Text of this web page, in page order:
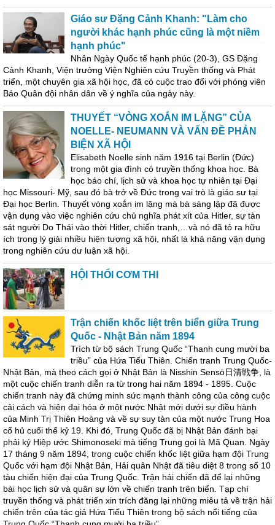
Giáo sư Đặng Cảnh Khanh: "Làm cho
người khác hạnh phúc cũng là một niềm
hạnh phúc"
Nhân Ngày Quốc tế hạnh phúc (20-3), GS Đặng
Cảnh Khanh, Viện trưởng Viện Nghiên cứu Truyền thống và Phát
triển, một chuyên gia xã hội học, đã có cuộc trao đổi với phóng viên
Báo Quân đội nhân dân về ý nghĩa của ngày này.
THUYẾT “VÒNG XOẮN IM LẶNG” CỦA
NOELLE- NEUMANN VÀ VẤN ĐỀ PHẢN
BIỆN XÃ HỘI
Elisabeth Noelle sinh năm 1916 tại Berlin (Đức)
trong một gia đình có truyền thống khoa học. Bà
học báo chí, lịch sử và khoa học tự nhiên tại Đại
học Missouri- Mỹ, sau đó bà trở về Đức trong vai trò là giáo sư tại
Đại học Berlin. Thuyết vòng xoắn im lặng mà bà sáng lập đã được
vận dụng vào việc nghiên cứu chủ nghĩa phát xít của Hitler, sự tàn
sát người Do Thái vào thời Hitler, chiến tranh,…và nó đã tỏ ra hữu
ích trong lý giải nhiều hiện tượng xã hội, nhất là khả năng vận dụng
trong nghiên cứu dư luận xã hội.
HỘI THỔI CƠM THI
Trận chiến khốc liệt trên biển giữa Trung
Quốc - Nhật Bản năm 1894
Trích từ bộ sách Trung Quốc “Thanh cung mười ba
triều” của Hứa Tiếu Thiên. Chiến tranh Trung Quốc-
Nhật Bản, mà theo cách gọi ở Nhật Bản là Nisshin Sensō日清戦争, là
một cuộc chiến tranh diễn ra từ trong hai năm 1894 - 1895. Cuộc
chiến tranh này đã chứng minh sức mạnh thành công của công cuộc
cải cách và hiện đại hóa ở một nước Nhật mới dưới sự điều hành
của Minh Trị Thiên Hoàng và về sự suy tàn của một nước Trung Hoa
cổ hủ cuối thế kỷ 19. Khi đó, Trung Quốc đã bị Nhật Bản đánh bại
phải ký Hiệp ước Shimonoseki mà tiếng Trung gọi là Mã Quan. Ngày
17 tháng 9 năm 1894, trong cuộc chiến khốc liệt giữa hạm đội Trung
Quốc với hạm đội Nhật Bản, Hải quân Nhật đã tiêu diệt 8 trong số 10
tàu chiến hiện đại của Trung Quốc. Trận hải chiến đã để lại những
bài học lịch sử và quân sự lớn về chiến tranh trên biển. Tạp chí
truyền thống và phát triển xin trích đăng lại những miêu tả về trận hải
chiến trên của tác giả Hứa Tiếu Thiên trong bộ sách nổi tiếng của